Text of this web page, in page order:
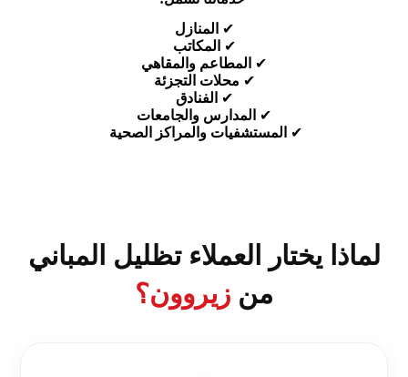
✔
المنازل
✔
المكاتب
✔
المطاعم والمقاهي
✔ محلات التجزئة
✔
الفنادق
✔
المدارس والجامعات
✔
المستشفيات والمراكز الصحية
لماذا يختار العملاء تظليل المباني
من زيروون؟